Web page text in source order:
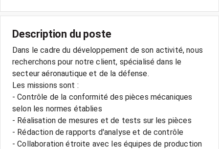
Description du poste
Dans le cadre du développement de son activité, nous
recherchons pour notre client, spécialisé dans le
secteur aéronautique et de la défense.
Les missions sont :
- Contrôle de la conformité des pièces mécaniques
selon les normes établies
- Réalisation de mesures et de tests sur les pièces
- Rédaction de rapports d'analyse et de contrôle
- Collaboration étroite avec les équipes de production